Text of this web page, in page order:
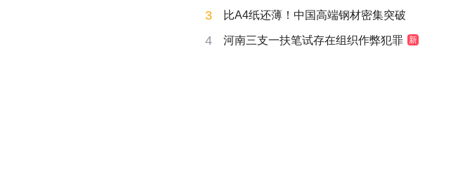
3 比A4纸还薄！中国高端钢材密集突破
4 河南三支一扶笔试存在组织作弊犯罪 新